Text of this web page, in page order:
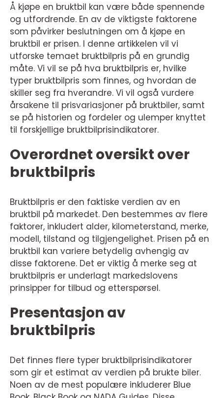
Å kjøpe en bruktbil kan være både spennende
og utfordrende. En av de viktigste faktorene
som påvirker beslutningen om å kjøpe en
bruktbil er prisen. I denne artikkelen vil vi
utforske temaet bruktbilpris på en grundig
måte. Vi vil se på hva bruktbilpris er, hvilke
typer bruktbilpris som finnes, og hvordan de
skiller seg fra hverandre. Vi vil også vurdere
årsakene til prisvariasjoner på bruktbiler, samt
se på historien og fordeler og ulemper knyttet
til forskjellige bruktbilprisindikatorer.
Overordnet oversikt over
bruktbilpris
Bruktbilpris er den faktiske verdien av en
bruktbil på markedet. Den bestemmes av flere
faktorer, inkludert alder, kilometerstand, merke,
modell, tilstand og tilgjengelighet. Prisen på en
bruktbil kan variere betydelig avhengig av
disse faktorene. Det er viktig å merke seg at
bruktbilpris er underlagt markedslovens
prinsipper for tilbud og etterspørsel.
Presentasjon av
bruktbilpris
Det finnes flere typer bruktbilprisindikatorer
som gir et estimat av verdien på brukte biler.
Noen av de mest populære inkluderer Blue